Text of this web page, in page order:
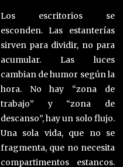
Los escritorios se
esconden. Las estanterías
sirven para dividir, no para
acumular. Las luces
cambian de humor según la
hora. No hay “zona de
trabajo” y “zona de
descanso”, hay un solo flujo.
Una sola vida, que no se
fragmenta, que no necesita
compartimentos estancos.